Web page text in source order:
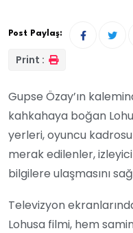
Post Paylaş:
Print :
Gupse Özay’ın
kahkahaya boğan
yerleri, oyuncu
merak edilenler,
bilgilere ulaşmasını
Televizyon
Lohusa filmi, hem